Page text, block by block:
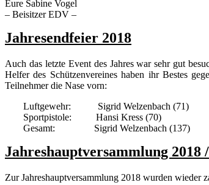
Eure Sabine Vogel
– Beisitzer EDV –
Jahresendfeier 2018
Auch das letzte Event des Jahres war sehr gut
Helfer des Schützenvereines haben ihr Bestes
Teilnehmer die Nase vorn:
Luftgewehr: Sigrid Welzenbach (71)
Sportpistole: Hansi Kress (70)
Gesamt: Sigrid Welzenbach (137)
Jahreshauptversammlung 2018
Zur Jahreshauptversammlung 2018 wurden wieder